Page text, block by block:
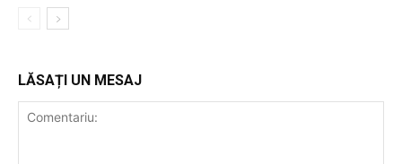
LĂSAȚI UN MESAJ